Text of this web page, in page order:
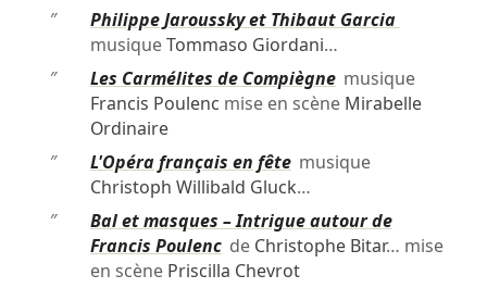
″
Philippe Jaroussky et Thibaut Garcia
musiqueTommaso Giordani…
″
Les Carmélites de Compiègnemusique
Francis Poulenc mise en scène Mirabelle
Ordinaire
″
L'Opéra français en fêtemusique
Christoph Willibald Gluck…
″
Bal et masques – Intrigue autour de
Francis Poulencde Christophe Bitar… mise
en scène Priscilla Chevrot